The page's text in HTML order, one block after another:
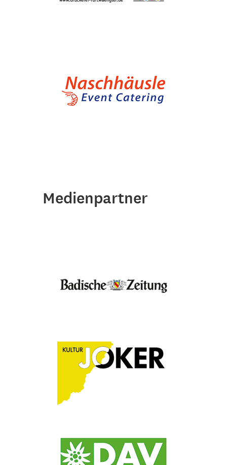
Medienpartner